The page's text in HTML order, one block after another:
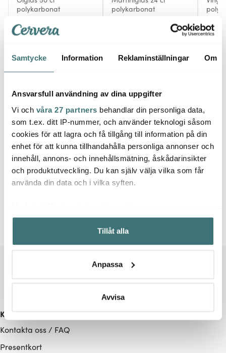
Samtycke Information Reklaminställningar Om
Ansvarsfull användning av dina uppgifter
Vi och våra 27 partners behandlar din personliga data,
som t.ex. ditt IP-nummer, och använder teknologi såsom
cookies för att lagra och få tillgång till information på din
enhet för att kunna tillhandahålla personliga annonser och
innehåll, annons- och innehållsmätning, åskådarinsikter
och produktutveckling. Du kan själv välja vilka som får
använda din data och i vilka syften.
Samla in information om din geografiska plats som
kan ha en noggrannhet på upp till flera meter
Identifiera din enhet genom att aktivt skanna den för
Ta reda på mer om hur dina personliga uppgifter
Du kan ändra eller dra tillbaka ditt samtycke när som
Vi använder cookies för att innehållet och annonserna
ska anpassas efter det som vi tror att du tycker om. Det
Tillåt alla
Anpassa
Avvisa
polykarbonat
111 kr 159 kr
polykarbonat
419
Låt dig inspireras av våra kunder
Relaterade sidor
Kundservice
Kontakta oss / FAQ
Presentkort